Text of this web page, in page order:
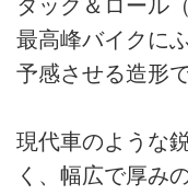
タック＆ロール
最高峰バイクに
予感させる造形で
現代車のような
く、幅広で厚み